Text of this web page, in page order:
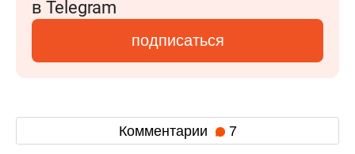
в Telegram
подписаться
Комментарии 7